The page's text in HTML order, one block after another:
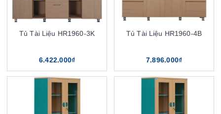
Tủ Tài Liệu HR1960-3K
6.422.000₫
Tủ Tài Liệu HR1960-4B
7.896.000₫